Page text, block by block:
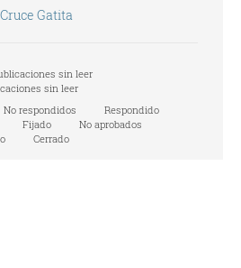
Cruce Gatita
sin leer
sin leer
No respondidos
Respondido
Fijado
No aprobados
Cerrado